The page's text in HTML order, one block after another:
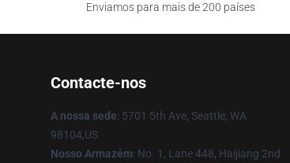
Enviamos para mais de 200 países
Contacte-nos
A nossa sede: 5701 5th Ave, Seattle, WA
98104,US
Nosso Armazém: No. 1, Lane 448, Haijiang 2nd